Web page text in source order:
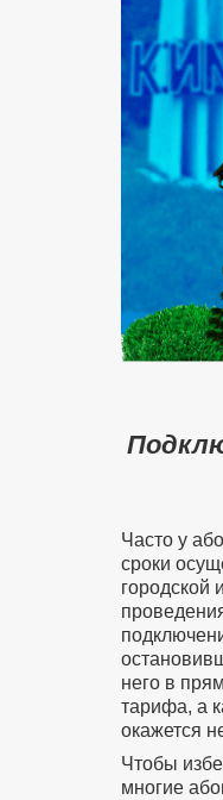
Часто у
сроки
городской
него в
тарифа, а
окажется
Чтобы
многие